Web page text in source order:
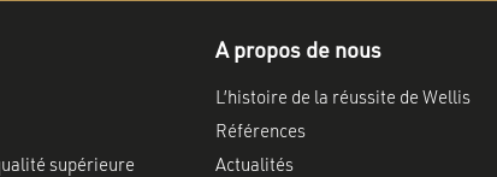
supérieure
A propos de nous
L’histoire de la réussite de Wellis
Références
Actualités